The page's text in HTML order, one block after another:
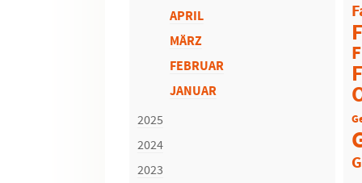
APRIL
MÄRZ
FEBRUAR
JANUAR
2025
2024
2023